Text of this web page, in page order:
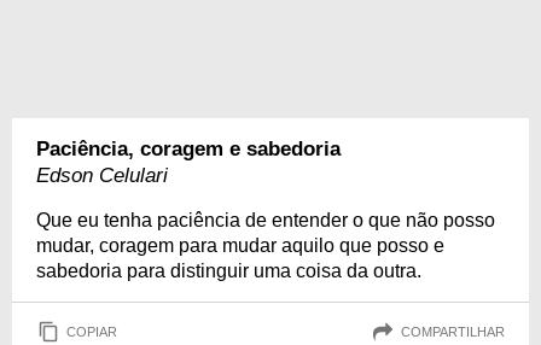
Paciência, coragem e sabedoria
Edson Celulari
Que eu tenha paciência de entender o que não posso
mudar, coragem para mudar aquilo que posso e
sabedoria para distinguir uma coisa da outra.
COPIAR COMPARTILHAR